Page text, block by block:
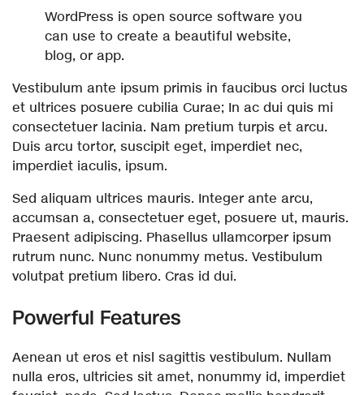
WordPress is open source software you
can use to create a beautiful website,
blog, or app.
Vestibulum ante ipsum primis in faucibus orci luctus
et ultrices posuere cubilia Curae; In ac dui quis mi
consectetuer lacinia. Nam pretium turpis et arcu.
Duis arcu tortor, suscipit eget, imperdiet nec,
imperdiet iaculis, ipsum.
Sed aliquam ultrices mauris. Integer ante arcu,
accumsan a, consectetuer eget, posuere ut, mauris.
Praesent adipiscing. Phasellus ullamcorper ipsum
rutrum nunc. Nunc nonummy metus. Vestibulum
volutpat pretium libero. Cras id dui.
Powerful Features
Aenean ut eros et nisl sagittis vestibulum. Nullam
nulla eros, ultricies sit amet, nonummy id, imperdiet